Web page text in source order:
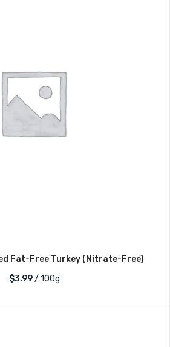
Fat-Free Turkey (Nitrate-Free)
$3.99/ 100g